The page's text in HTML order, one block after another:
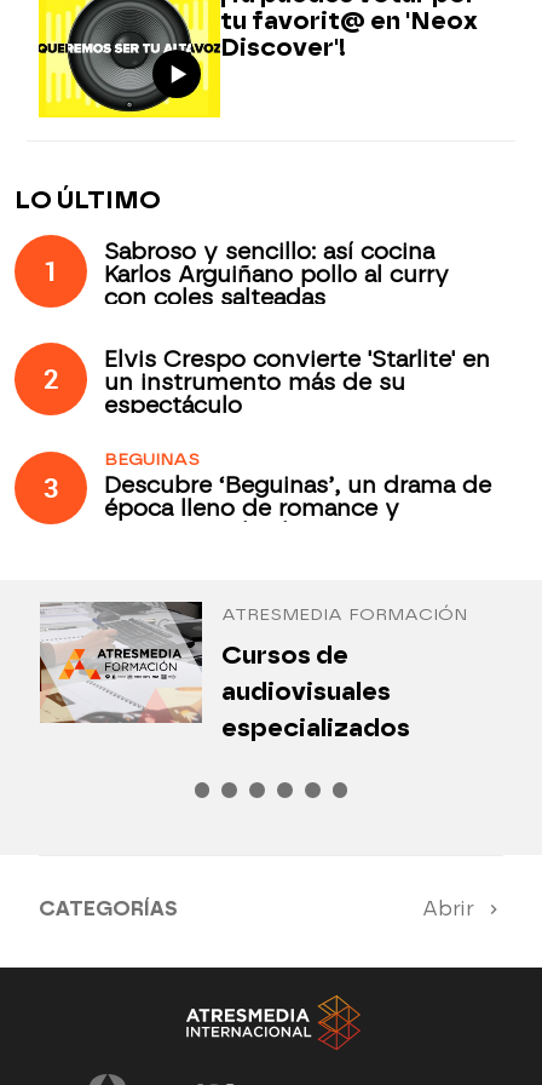
tu favorit@ en 'Neox
Discover'!
LO ÚLTIMO
1
Sabroso y sencillo: así cocina
Karlos Arguiñano pollo al curry
con coles salteadas
2
Elvis Crespo convierte 'Starlite' en
un instrumento más de su
espectáculo
3
BEGUINAS
Descubre ‘Beguinas’, un drama de
época lleno de romance y
ATRESMEDIA FORMACIÓN
Cursos de
audiovisuales
especializados
CATEGORÍAS Abrir
Antena 3 Noticias El Hormiguero
Tu cara me suena Pasapalabra